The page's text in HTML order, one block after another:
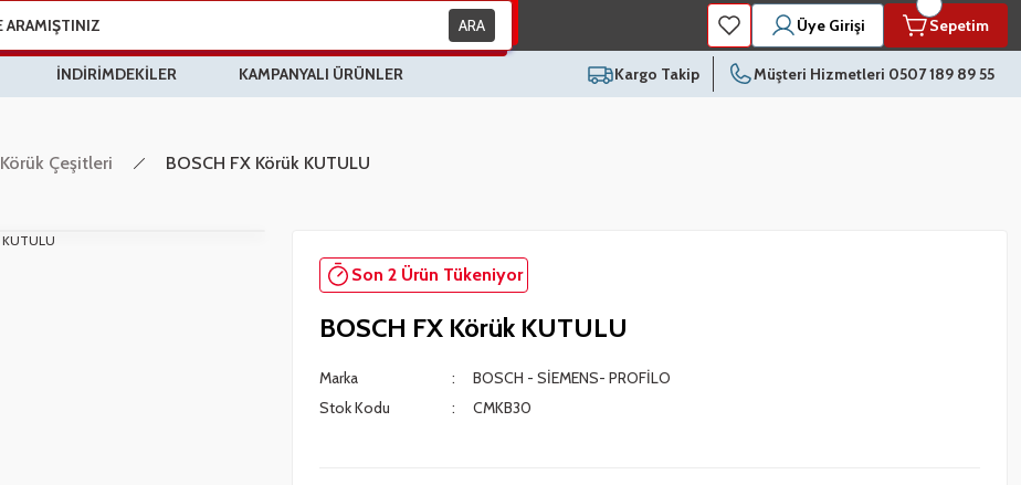
ARA Üye Girişi Sepetim
İNDİRİMDEKİLER KAMPANYALI ÜRÜNLER Kargo Takip Müşteri Hizmetleri 0507 189 89 55
Körük Çeşitleri BOSCH FX Körük KUTULU
Son 2 Ürün Tükeniyor
BOSCH FX Körük KUTULU
Marka
BOSCH - SİEMENS- PROFİLO
Stok Kodu
CMKB30